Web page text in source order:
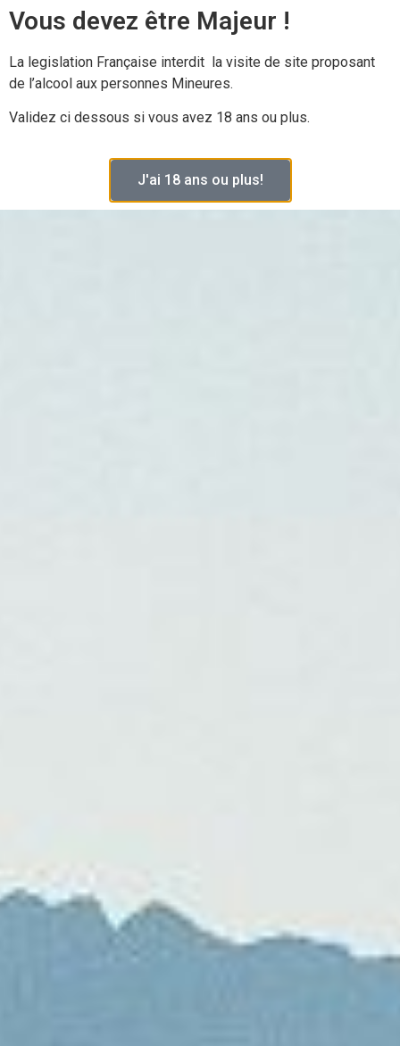
Vous devez être Majeur !
La legislation Française interdit la visite de site proposant
de l’alcool aux personnes Mineures.
Validez ci dessous si vous avez 18 ans ou plus.
J'ai 18 ans ou plus!